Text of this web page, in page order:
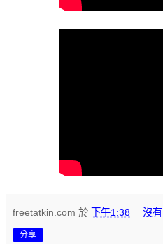
freetatkin.com 於 下午1:38 沒
分享